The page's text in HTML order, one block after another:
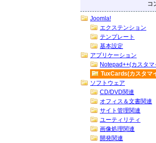
コ
Joomla!
エクステンション
テンプレート
基本設定
アプリケーション
Notepad++(カスタマ
TuxCards(カスタマ
ソフトウェア
CD/DVD関連
オフィス＆文書関連
サイト管理関連
ユーティリティ
画像処理関連
開発関連